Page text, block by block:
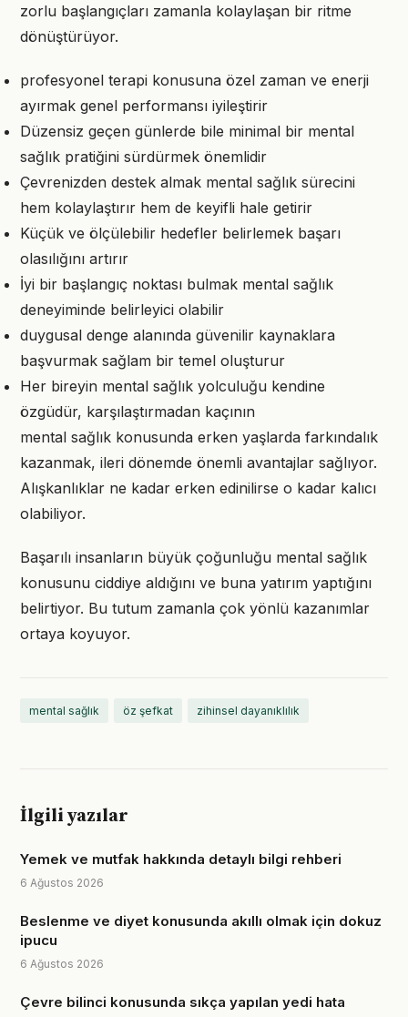
zorlu başlangıçları zamanla kolaylaşan bir ritme
dönüştürüyor.
profesyonel terapi konusuna özel zaman ve enerji
ayırmak genel performansı iyileştirir
Düzensiz geçen günlerde bile minimal bir mental
sağlık pratiğini sürdürmek önemlidir
Çevrenizden destek almak mental sağlık sürecini
hem kolaylaştırır hem de keyifli hale getirir
Küçük ve ölçülebilir hedefler belirlemek başarı
olasılığını artırır
İyi bir başlangıç noktası bulmak mental sağlık
deneyiminde belirleyici olabilir
duygusal denge alanında güvenilir kaynaklara
başvurmak sağlam bir temel oluşturur
Her bireyin mental sağlık yolculuğu kendine
özgüdür, karşılaştırmadan kaçının
mental sağlık konusunda erken yaşlarda farkındalık
kazanmak, ileri dönemde önemli avantajlar sağlıyor.
Alışkanlıklar ne kadar erken edinilirse o kadar kalıcı
olabiliyor.
Başarılı insanların büyük çoğunluğu mental sağlık
konusunu ciddiye aldığını ve buna yatırım yaptığını
belirtiyor. Bu tutum zamanla çok yönlü kazanımlar
ortaya koyuyor.
mental sağlık öz şefkat zihinsel dayanıklılık
İlgili yazılar
Yemek ve mutfak hakkında detaylı bilgi rehberi
6 Ağustos 2026
Beslenme ve diyet konusunda akıllı olmak için dokuz
ipucu
6 Ağustos 2026
Çevre bilinci konusunda sıkça yapılan yedi hata